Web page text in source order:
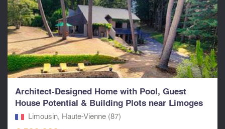
Architect-Designed Home with Pool, Guest
House Potential & Building Plots near Limoges
Limousin, Haute-Vienne (87)